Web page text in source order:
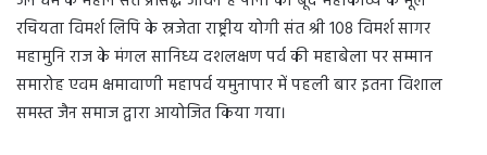
रचियता विमर्श लिपि के स्रजेता राष्ट्रीय योगी संत श्री 108 विमर्श सागर
महामुनि राज के मंगल सानिध्य दशलक्षण पर्व की महाबेला पर सम्मान
समारोह एवम क्षमावाणी महापर्व यमुनापार में पहली बार इतना विशाल
समस्त जैन समाज द्वारा आयोजित किया गया।